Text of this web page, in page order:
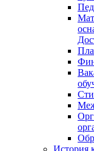
История